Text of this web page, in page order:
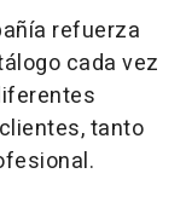
refuerza
cada vez
tanto